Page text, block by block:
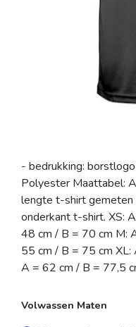
- bedrukking:
Polyester Maattabel:
lengte t-shirt
onderkant t-shirt. XS:
48 cm / B = 70 cm M:
55 cm / B = 75 cm
A = 62 cm / B = 77,5
Volwassen Maten